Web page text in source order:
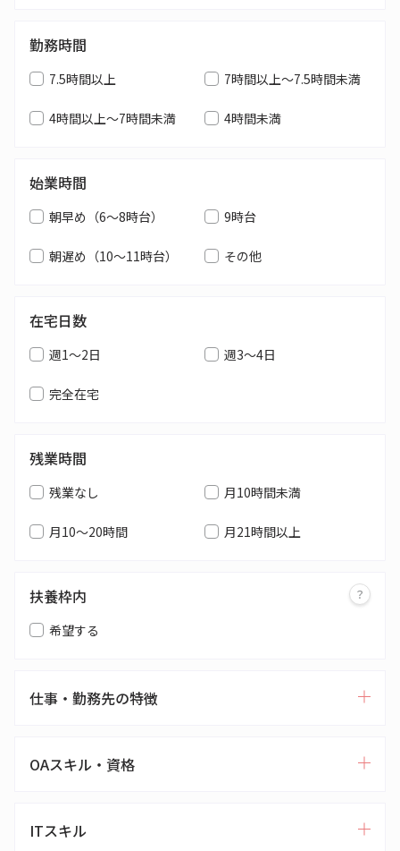
勤務時間
7.5時間以上 7時間以上～7.5時間未満
4時間以上～7時間未満 4時間未満
始業時間
朝早め（6～8時台） 9時台
朝遅め（10～11時台） その他
在宅日数
週1～2日 週3～4日
完全在宅
残業時間
残業なし 月10時間未満
月10～20時間 月21時間以上
扶養枠内
希望する
仕事・勤務先の特徴
OAスキル・資格
ITスキル